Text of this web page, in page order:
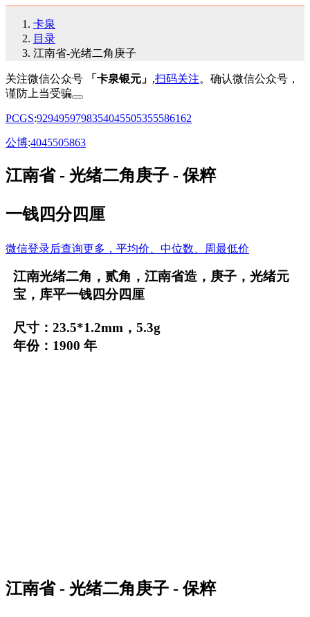
卡泉
目录
江南省-光绪二角庚子
关注微信公众号 「卡泉银元」 ,扫码关注。确认微信公众号，
谨防上当受骗
PCGS:9294959798354045505355586162
公博:4045505863
江南省 - 光绪二角庚子 - 保粹
一钱四分四厘
微信登录后查询更多，平均价、中位数、周最低价
江南光绪二角，贰角，江南省造，庚子，光绪元
宝，库平一钱四分四厘
尺寸：23.5*1.2mm，5.3g
年份：1900 年
江南省 - 光绪二角庚子 - 保粹